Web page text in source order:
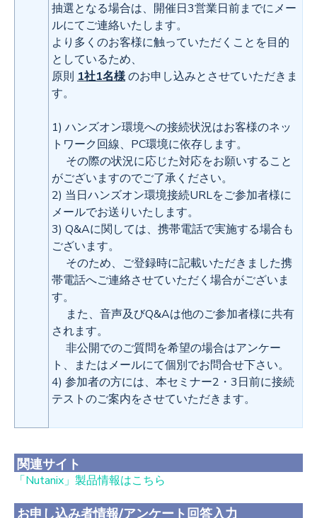
抽選となる場合は、開催日3営業日前までにメー
ルにてご連絡いたします。
より多くのお客様に触っていただくことを目的
としているため、
原則 1社1名様のお申し込みとさせていただきま
す。
1) ハンズオン環境への接続状況はお客様のネッ
トワーク回線、PC環境に依存します。
その際の状況に応じた対応をお願いすること
がございますのでご了承ください。
2) 当日ハンズオン環境接続URLをご参加者様に
メールでお送りいたします。
3) Q&Aに関しては、携帯電話で実施する場合も
ございます。
そのため、ご登録時に記載いただきました携
帯電話へご連絡させていただく場合がございま
す。
また、音声及びQ&Aは他のご参加者様に共有
されます。
非公開でのご質問を希望の場合はアンケー
ト、またはメールにて個別でお問合せ下さい。
4) 参加者の方には、本セミナー2・3日前に接続
テストのご案内をさせていただきます。
関連サイト
「Nutanix」製品情報はこちら
お申し込み者情報/アンケート回答入力